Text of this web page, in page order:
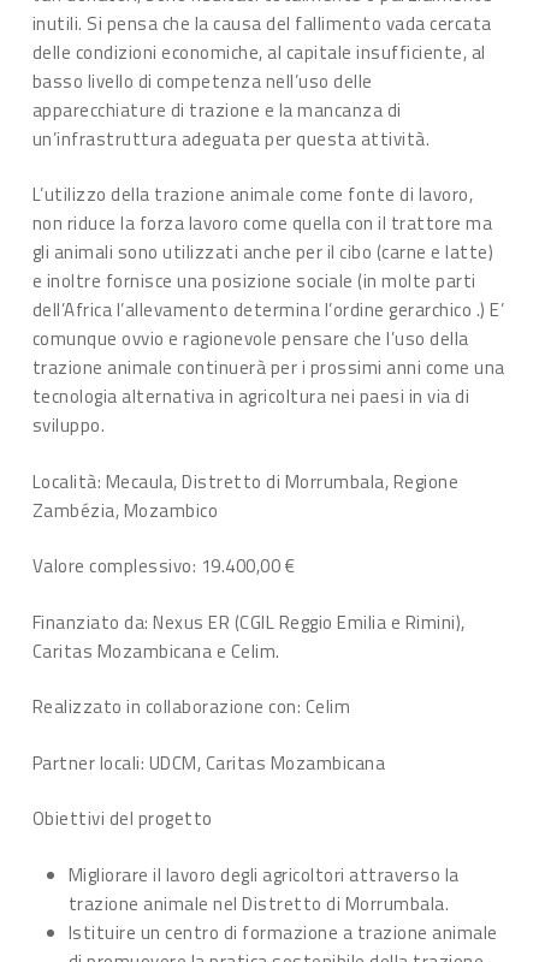
inutili. Si pensa che la causa del fallimento vada cercata
delle condizioni economiche, al capitale insufficiente, al
basso livello di competenza nell’uso delle
apparecchiature di trazione e la mancanza di
un’infrastruttura adeguata per questa attività.
L’utilizzo della trazione animale come fonte di lavoro,
non riduce la forza lavoro come quella con il trattore ma
gli animali sono utilizzati anche per il cibo (carne e latte)
e inoltre fornisce una posizione sociale (in molte parti
dell’Africa l’allevamento determina l’ordine gerarchico .) E’
comunque ovvio e ragionevole pensare che l’uso della
trazione animale continuerà per i prossimi anni come una
tecnologia alternativa in agricoltura nei paesi in via di
sviluppo.
Località: Mecaula, Distretto di Morrumbala, Regione
Zambézia, Mozambico
Valore complessivo: 19.400,00 €
Finanziato da: Nexus ER (CGIL Reggio Emilia e Rimini),
Caritas Mozambicana e Celim.
Realizzato in collaborazione con: Celim
Partner locali: UDCM, Caritas Mozambicana
Obiettivi del progetto
Migliorare il lavoro degli agricoltori attraverso la
trazione animale nel Distretto di Morrumbala.
Istituire un centro di formazione a trazione animale